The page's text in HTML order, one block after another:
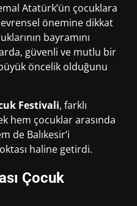
Atatürk’ün çocuklara
önemine dikkat
bayramını
güvenli ve mutlu bir
öncelik olduğunu
Festivali, farklı
hem çocuklar arasında
de Balıkesir’i
haline getirdi.
Çocuk